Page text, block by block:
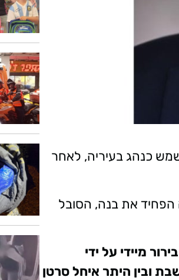
כנהג בעיריה, לאחר
את בנה, הסובל
מיידי על ידי
ובין היתר איחל סרטן